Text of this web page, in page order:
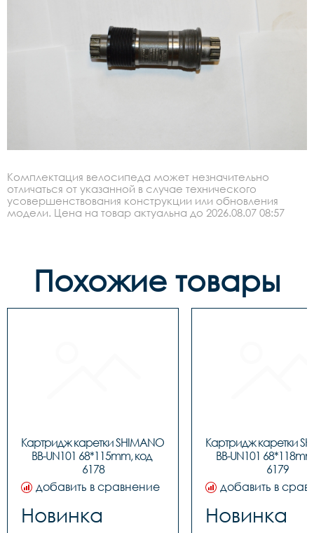
Комплектация велосипеда может незначительно
отличаться от указанной в случае технического
усовершенствования конструкции или обновления
модели. Цена на товар актуальна до 2026.08.07 08:57
Похожие товары
Картридж каретки SHIMANO
BB-UN101 68*115mm, код
6178
добавить в сравнение
Новинка
Картридж каретки
BB-UN101
6179
добавить в
Новинка